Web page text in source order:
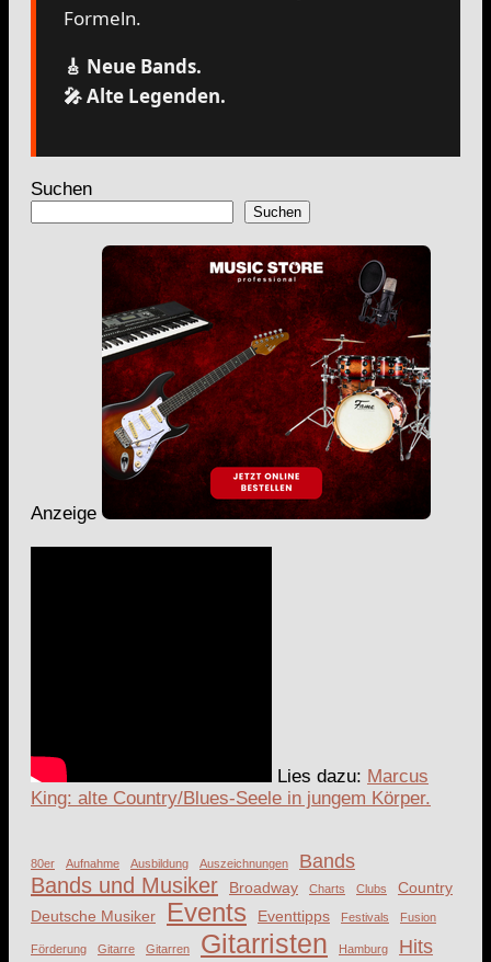
Formeln.
🎸 Neue Bands.
🎤 Alte Legenden.
Suchen
Suchen
Anzeige
Lies dazu: Marcus
King: alte Country/Blues-Seele in jungem Körper.
80er Aufnahme Ausbildung Auszeichnungen Bands
Bands und Musiker Broadway Charts Clubs
Country
Deutsche Musiker
Events Eventtipps Festivals Fusion
Förderung Gitarre Gitarren Gitarristen Hamburg Hits